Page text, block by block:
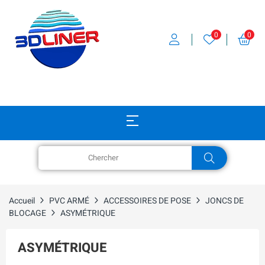
0 0
Accueil PVC ARMÉ ACCESSOIRES DE POSE
JONCS DE
BLOCAGE
ASYMÉTRIQUE
ASYMÉTRIQUE